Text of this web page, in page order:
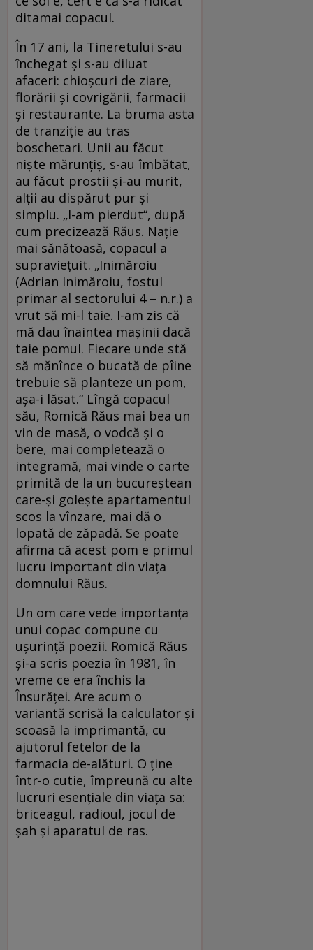
ditamai copacul.
În 17 ani, la Tineretului s-au
închegat şi s-au diluat
afaceri: chioşcuri de ziare,
florării şi covrigării, farmacii
şi restaurante. La bruma asta
de tranziţie au tras
boschetari. Unii au făcut
nişte mărunţiş, s-au îmbătat,
au făcut prostii şi-au murit,
alţii au dispărut pur şi
simplu. „I-am pierdut“, după
cum precizează Răus. Naţie
mai sănătoasă, copacul a
supravieţuit. „Inimăroiu
(Adrian Inimăroiu, fostul
primar al sectorului 4 – n.r.) a
vrut să mi-l taie. I-am zis că
mă dau înaintea maşinii dacă
taie pomul. Fiecare unde stă
să mănînce o bucată de pîine
trebuie să planteze un pom,
aşa-i lăsat.“ Lîngă copacul
său, Romică Răus mai bea un
vin de masă, o vodcă şi o
bere, mai completează o
integramă, mai vinde o carte
primită de la un bucureştean
care-şi goleşte apartamentul
scos la vînzare, mai dă o
lopată de zăpadă. Se poate
afirma că acest pom e primul
lucru important din viaţa
domnului Răus.
Un om care vede importanţa
unui copac compune cu
uşurinţă poezii. Romică Răus
şi-a scris poezia în 1981, în
vreme ce era închis la
Însurăţei. Are acum o
variantă scrisă la calculator şi
scoasă la imprimantă, cu
ajutorul fetelor de la
farmacia de-alături. O ţine
într-o cutie, împreună cu alte
lucruri esenţiale din viaţa sa:
briceagul, radioul, jocul de
şah şi aparatul de ras.